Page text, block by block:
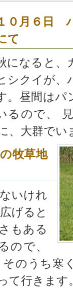
０月６日
て
になると、
シクイが、
。昼間はパ
るので、
、大群でい
牧草地
いけれ
げると
もある
ので、
のうち寒
て行きます